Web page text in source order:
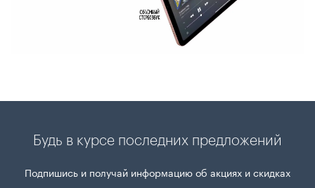
Будь в курсе последних предложений
Подпишись и получай информацию об акциях и скидках